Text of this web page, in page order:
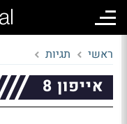
ראשי תגיות
אייפון 8